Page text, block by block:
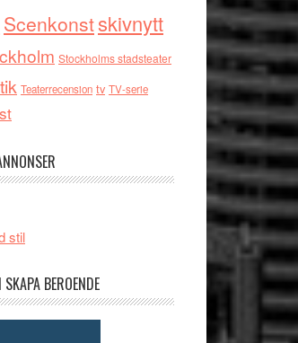
Scenkonstskivnytt
Stockholms stadsteater
Teaterrecension tv TV-serie
stil
BEROENDE